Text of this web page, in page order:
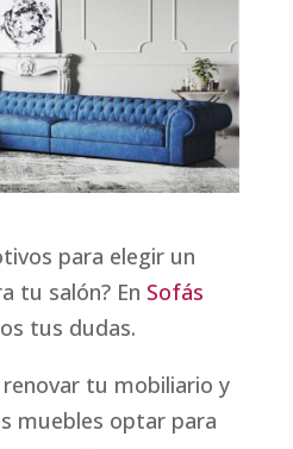
para elegir un
tu salón? En Sofás
tus dudas.
renovar tu mobiliario y
muebles optar para